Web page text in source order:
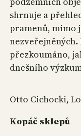
shrnuje a
pramenů, mimo
nezveřejněných.
přezkoumáno,
dnešního
Otto Cichocki,
Kopáč sklepů